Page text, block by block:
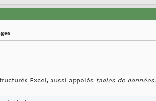
Excel, aussi appelés tables de données.